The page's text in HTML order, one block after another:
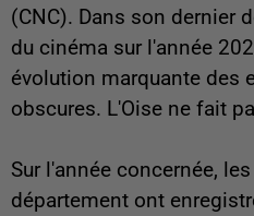
(CNC). Dans son dernier
du cinéma sur l'année
évolution marquante des
obscures. L'Oise ne fait
Sur l'année concernée,
département ont